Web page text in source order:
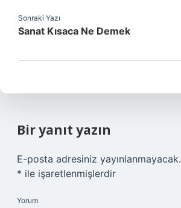
Sonraki Yazı
Sanat Kısaca Ne Demek
Bir yanıt yazın
E-posta adresiniz yayınlanmayacak.
* ile işaretlenmişlerdir
Yorum